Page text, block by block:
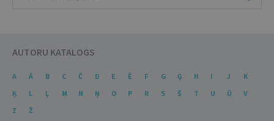
AUTORU KATALOGS
A Ā B C Č D E Ē F G Ģ H I J
K
Ķ
L Ļ M N Ņ O P R S Š T U Ū
V
Z
Ž